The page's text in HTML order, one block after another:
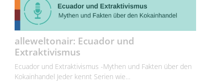
alleweltonair: Ecuador und
Extraktivismus
Ecuador und Extraktivismus -Mythen und Fakten über den
Kokainhandel Jeder kennt Serien wie…